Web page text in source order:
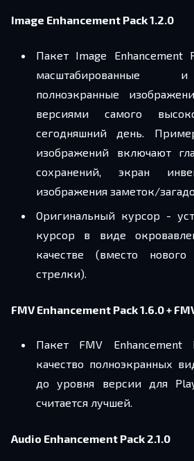
Image Enhancement Pack 1.2.0
Пакет Image Enhancement
масштабированные
полноэкранные
версиями самого
сегодняшний день.
изображений включают
сохранений, экран
изображения заметок/
Оригинальный курсор -
курсор в виде
качестве (вместо
стрелки).
FMV Enhancement Pack 1.6.0 +
Пакет FMV Enhancement
качество полноэкранных
до уровня версии для
считается лучшей.
Audio Enhancement Pack 2.1.0